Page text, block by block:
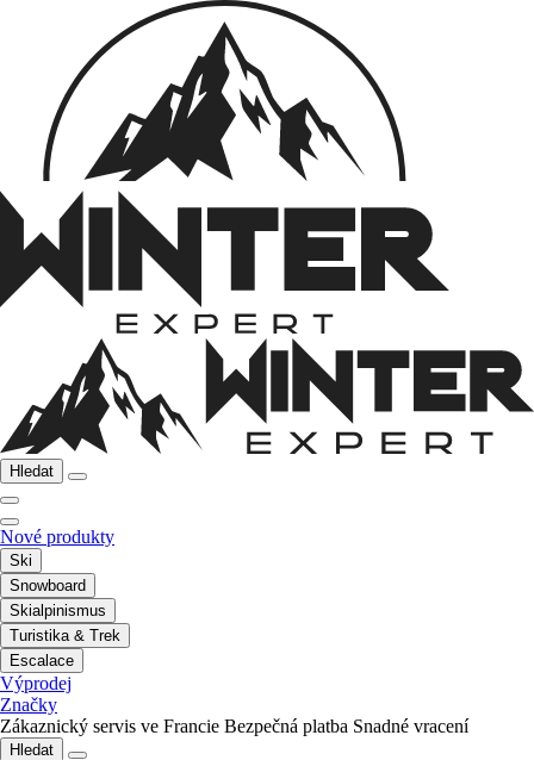
Hledat
Nové produkty
Ski
Snowboard
Skialpinismus
Turistika & Trek
Escalace
Výprodej
Značky
Zákaznický servis ve Francie Bezpečná platba Snadné vracení
Hledat